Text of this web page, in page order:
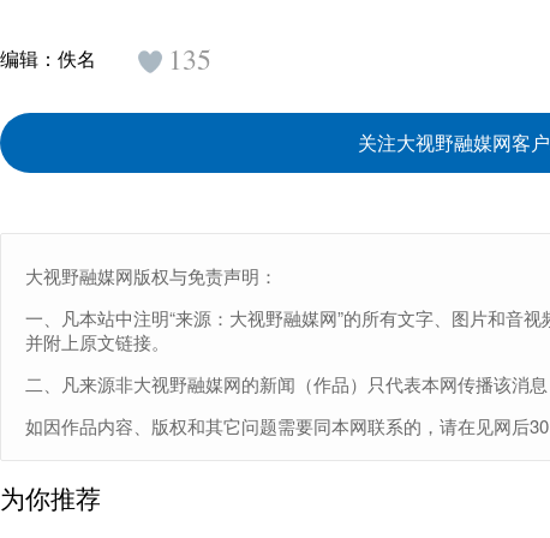
编辑： 佚名 135
关注大视野融媒网客
大视野融媒网版权与免责声明：
一、凡本站中注明“来源：大视野融媒网”的所有文字、图片和音
并附上原文链接。
二、凡来源非大视野融媒网的新闻（作品）只代表本网传播该消息
如因作品内容、版权和其它问题需要同本网联系的，请在见网后
为你推荐